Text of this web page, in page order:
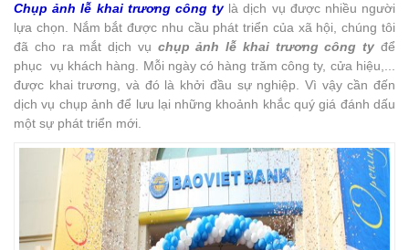
Chụp ảnh lễ khai trương công tylà dịch vụ được nhiều người
lựa chọn. Nắm bắt được nhu cầu phát triển của xã hội, chúng tôi
đã cho ra mắt dịch vụ chụp ảnh lễ khai trương công ty để
phục vụ khách hàng. Mỗi ngày có hàng trăm công ty, cửa hiệu,...
được khai trương, và đó là khởi đầu sự nghiệp. Vì vậy cần đến
dịch vụ chụp ảnh để lưu lại những khoảnh khắc quý giá đánh dấu
một sự phát triển mới.